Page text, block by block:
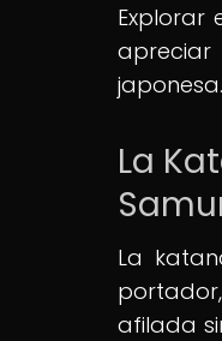
Explorar
japonesa.
La
La
afilada